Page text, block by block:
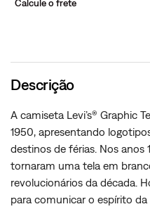
Calcule o frete
Descrição
A camiseta Levi’s® Graphic
1950, apresentando
destinos de férias. Nos anos
tornaram uma tela em
revolucionários da década.
para comunicar o espírito da